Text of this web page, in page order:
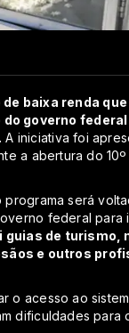
baixa renda
governo
A iniciativa foi
a abertura do
programa será
federal para
guias de turismo,
e outros
o acesso ao
dificuldades para